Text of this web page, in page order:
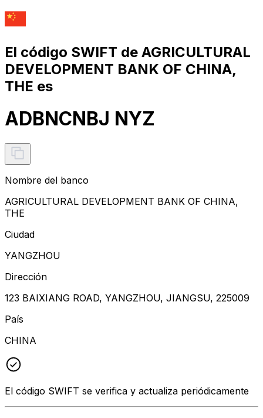
El código SWIFT de AGRICULTURAL
DEVELOPMENT BANK OF CHINA,
THE es
ADBNCNBJ NYZ
Nombre del banco
AGRICULTURAL DEVELOPMENT BANK OF CHINA,
THE
Ciudad
YANGZHOU
Dirección
123 BAIXIANG ROAD, YANGZHOU, JIANGSU, 225009
País
CHINA
El código SWIFT se verifica y actualiza periódicamente